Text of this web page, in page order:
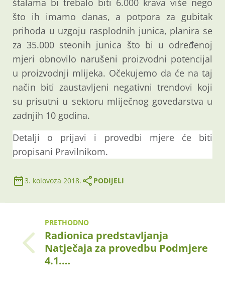
štalama bi trebalo biti 6.000 krava više nego
što ih imamo danas, a potpora za gubitak
prihoda u uzgoju rasplodnih junica, planira se
za 35.000 steonih junica što bi u određenoj
mjeri obnovilo narušeni proizvodni potencijal
u proizvodnji mlijeka. Očekujemo da će na taj
način biti zaustavljeni negativni trendovi koji
su prisutni u sektoru mliječnog govedarstva u
zadnjih 10 godina.
Detalji o prijavi i provedbi mjere će biti
propisani Pravilnikom.
3. kolovoza 2018. PODIJELI
PRETHODNO
Radionica predstavljanja
Natječaja za provedbu Podmjere
4.1.…